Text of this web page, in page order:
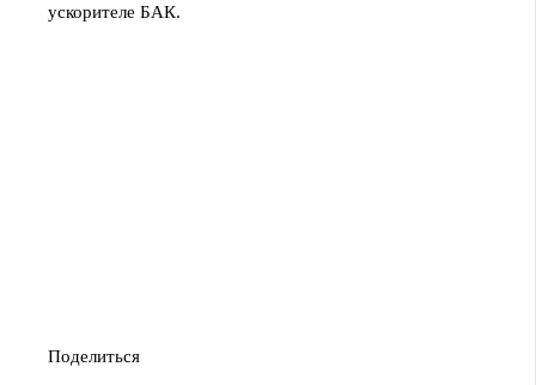
ускорителе БАК.
Поделиться